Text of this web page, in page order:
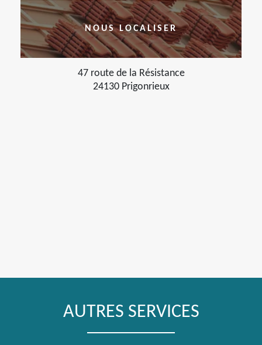
NOUS LOCALISER
47 route de la Résistance
24130 Prigonrieux
AUTRES SERVICES